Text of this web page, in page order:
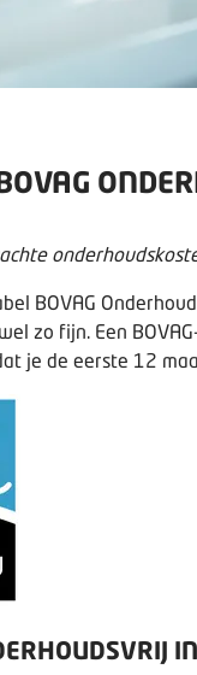
BOVAG
zo fijn. Een
je de eerste 12